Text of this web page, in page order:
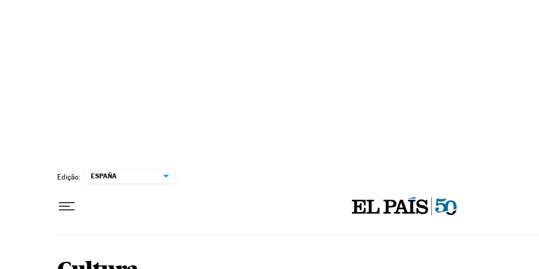
Edição: ESPAÑA